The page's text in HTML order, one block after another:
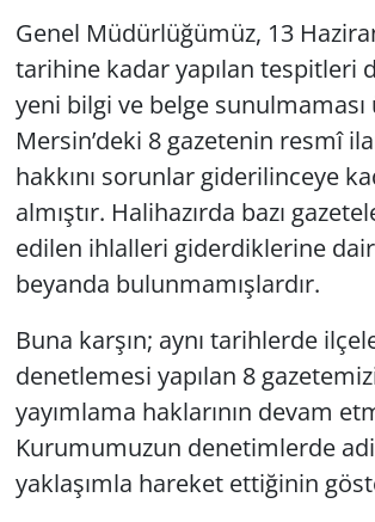
Genel Müdürlüğümüz, 13
tarihine kadar yapılan tespitleri
yeni bilgi ve belge sunulmaması
Mersin’deki 8 gazetenin resmî
hakkını sorunlar giderilinceye
almıştır. Halihazırda bazı
edilen ihlalleri giderdiklerine
beyanda bulunmamışlardır.
Buna karşın; aynı tarihlerde
denetlemesi yapılan 8
yayımlama haklarının devam
Kurumumuzun denetimlerde
yaklaşımla hareket ettiğinin